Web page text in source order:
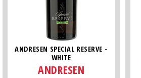
ANDRESEN SPECIAL RESERVE -
WHITE
ANDRESEN